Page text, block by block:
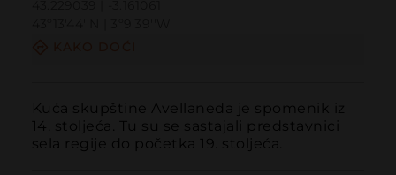
Kuća skupštine Avellaneda je spomenik iz
14. stoljeća. Tu su se sastajali predstavnici
sela regije do početka 19. stoljeća.